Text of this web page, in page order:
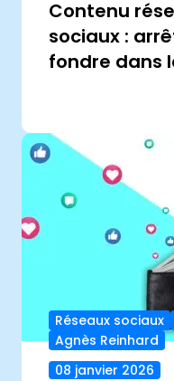
Contenu
sociaux :
fondre dans
Réseaux sociaux
Agnès Reinhard
08 janvier 2026